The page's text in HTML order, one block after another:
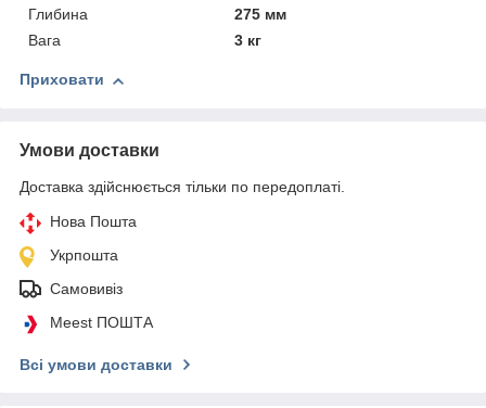
Глибина
275 мм
Вага
3 кг
Приховати
Умови доставки
Доставка здійснюється тільки по передоплаті.
Нова Пошта
Укрпошта
Самовивіз
Meest ПОШТА
Всі умови доставки